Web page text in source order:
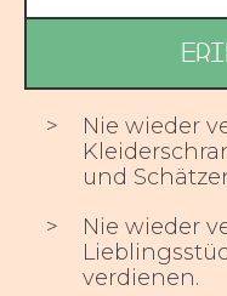
Nie wieder
und
Nie wieder
verdienen.